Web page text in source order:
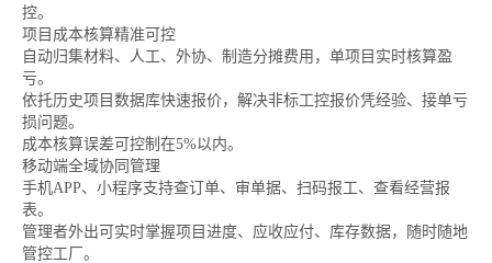
控。
项目成本核算精准可控
自动归集材料、人工、外协、制造分摊费用，单项目实时核算盈
亏。
依托历史项目数据库快速报价，解决非标工控报价凭经验、接单亏
损问题。
成本核算误差可控制在5%以内。
移动端全域协同管理
手机APP、小程序支持查订单、审单据、扫码报工、查看经营报
表。
管理者外出可实时掌握项目进度、应收应付、库存数据，随时随地
管控工厂。